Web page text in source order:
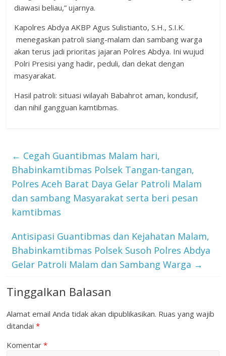
diawasi beliau,” ujarnya.
Kapolres Abdya AKBP Agus Sulistianto, S.H., S.I.K.
menegaskan patroli siang-malam dan sambang warga
akan terus jadi prioritas jajaran Polres Abdya. Ini wujud
Polri Presisi yang hadir, peduli, dan dekat dengan
masyarakat.
Hasil patroli: situasi wilayah Babahrot aman, kondusif,
dan nihil gangguan kamtibmas.
← Cegah Guantibmas Malam hari,
Bhabinkamtibmas Polsek Tangan-tangan,
Polres Aceh Barat Daya Gelar Patroli Malam
dan sambang Masyarakat serta beri pesan
kamtibmas
Antisipasi Guantibmas dan Kejahatan Malam,
Bhabinkamtibmas Polsek Susoh Polres Abdya
Gelar Patroli Malam dan Sambang Warga →
Tinggalkan Balasan
Alamat email Anda tidak akan dipublikasikan. Ruas yang wajib
ditandai*
Komentar*